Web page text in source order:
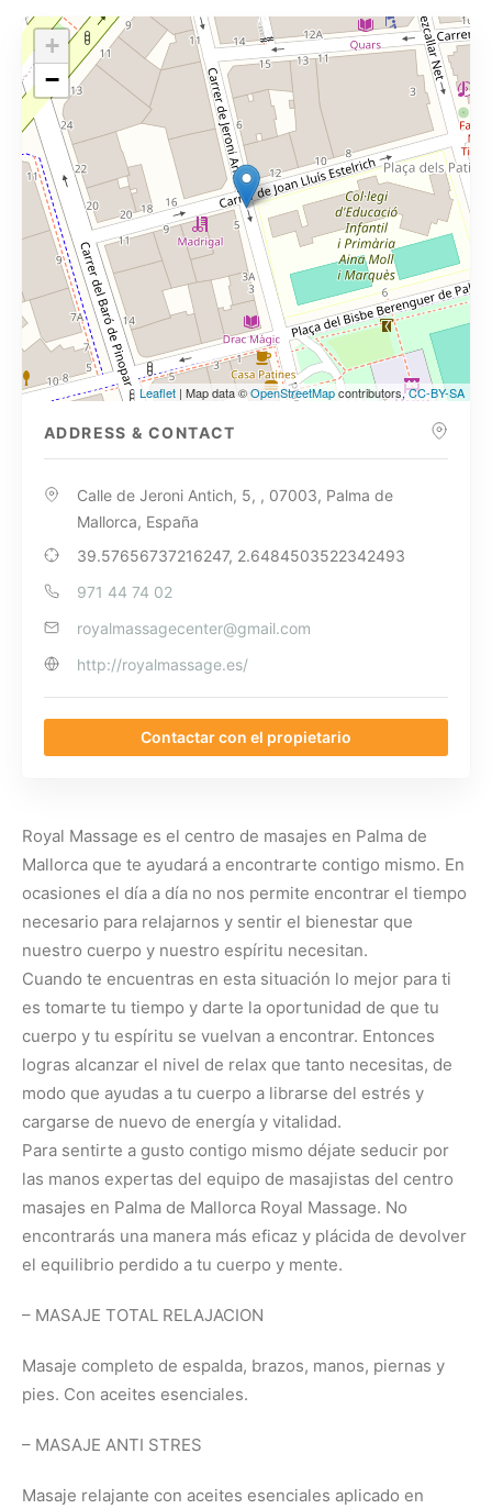
+
−
Leaflet | Map data ©OpenStreetMapcontributors,CC-BY-SA
ADDRESS & CONTACT
Calle de Jeroni Antich, 5, , 07003, Palma de
Mallorca, España
39.57656737216247, 2.6484503522342493
971 44 74 02
royalmassagecenter@gmail.com
http://royalmassage.es/
Contactar con el propietario
Royal Massage es el centro de masajes en Palma de
Mallorca que te ayudará a encontrarte contigo mismo. En
ocasiones el día a día no nos permite encontrar el tiempo
necesario para relajarnos y sentir el bienestar que
nuestro cuerpo y nuestro espíritu necesitan.
Cuando te encuentras en esta situación lo mejor para ti
es tomarte tu tiempo y darte la oportunidad de que tu
cuerpo y tu espíritu se vuelvan a encontrar. Entonces
logras alcanzar el nivel de relax que tanto necesitas, de
modo que ayudas a tu cuerpo a librarse del estrés y
cargarse de nuevo de energía y vitalidad.
Para sentirte a gusto contigo mismo déjate seducir por
las manos expertas del equipo de masajistas del centro
masajes en Palma de Mallorca Royal Massage. No
encontrarás una manera más eficaz y plácida de devolver
el equilibrio perdido a tu cuerpo y mente.
– MASAJE TOTAL RELAJACION
Masaje completo de espalda, brazos, manos, piernas y
pies. Con aceites esenciales.
– MASAJE ANTI STRES
Masaje relajante con aceites esenciales aplicado en